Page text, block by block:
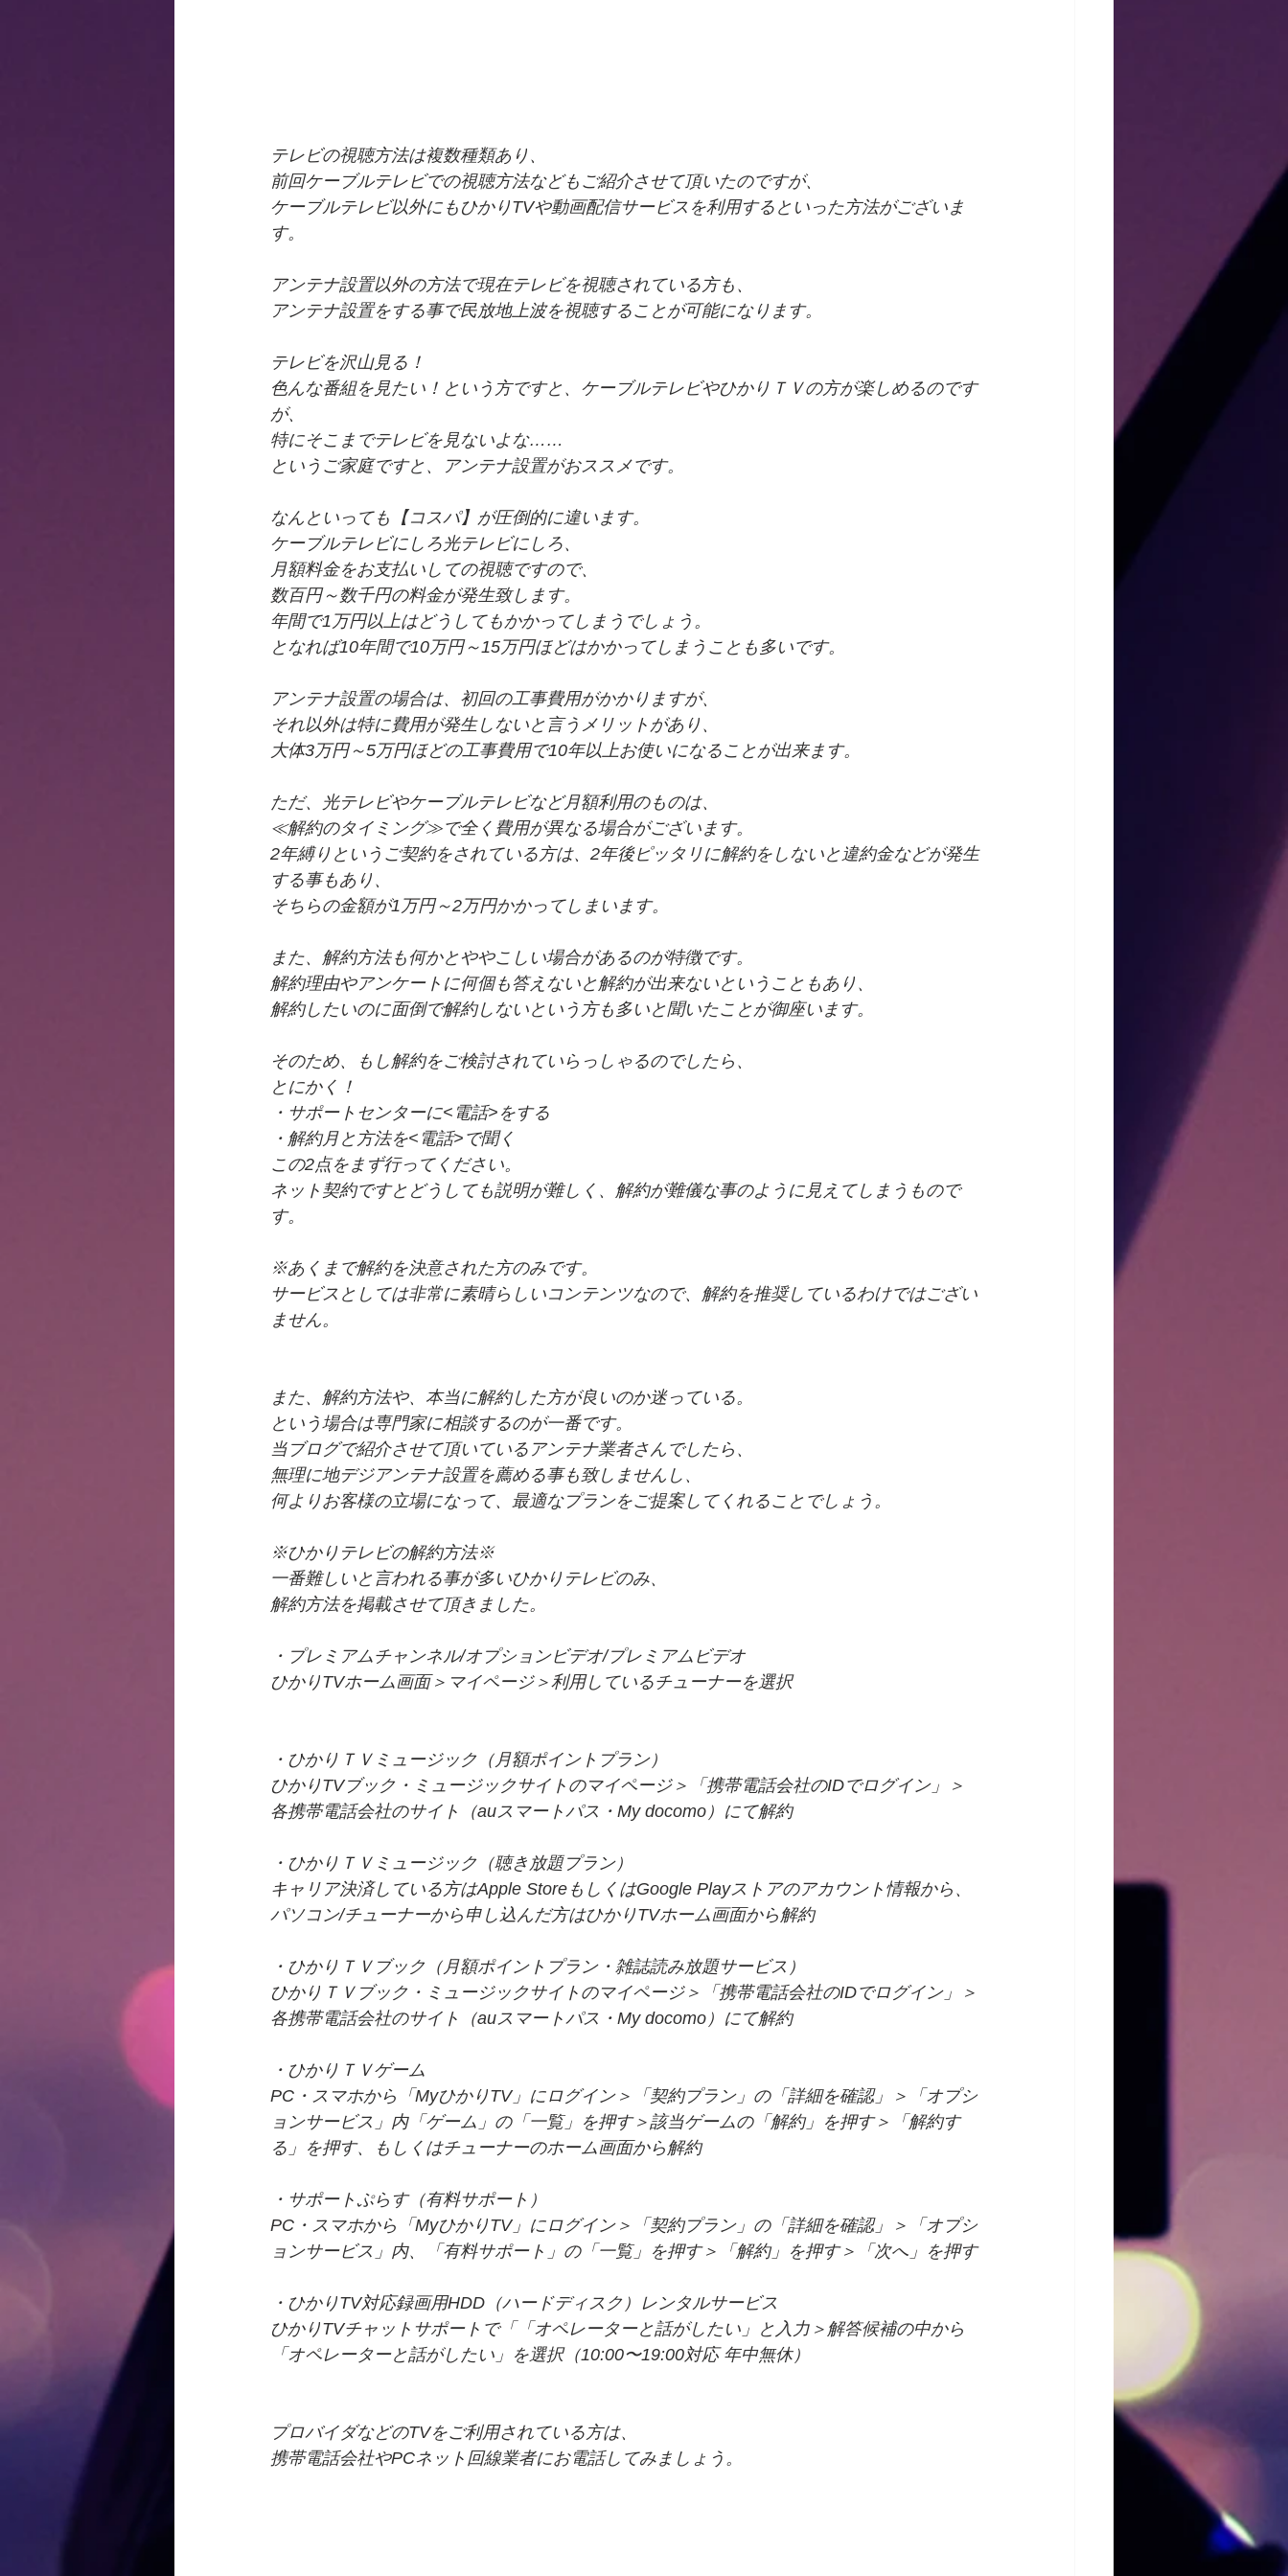
テレビの視聴方法は複数種類あり、
前回ケーブルテレビでの視聴方法などもご紹介させて頂いたのですが、
ケーブルテレビ以外にもひかりTVや動画配信サービスを利用するといった方法がございま
す。
アンテナ設置以外の方法で現在テレビを視聴されている方も、
アンテナ設置をする事で民放地上波を視聴することが可能になります。
テレビを沢山見る！
色んな番組を見たい！という方ですと、ケーブルテレビやひかりＴＶの方が楽しめるのです
が、
特にそこまでテレビを見ないよな……
というご家庭ですと、アンテナ設置がおススメです。
なんといっても【コスパ】が圧倒的に違います。
ケーブルテレビにしろ光テレビにしろ、
月額料金をお支払いしての視聴ですので、
数百円～数千円の料金が発生致します。
年間で1万円以上はどうしてもかかってしまうでしょう。
となれば10年間で10万円～15万円ほどはかかってしまうことも多いです。
アンテナ設置の場合は、初回の工事費用がかかりますが、
それ以外は特に費用が発生しないと言うメリットがあり、
大体3万円～5万円ほどの工事費用で10年以上お使いになることが出来ます。
ただ、光テレビやケーブルテレビなど月額利用のものは、
≪解約のタイミング≫で全く費用が異なる場合がございます。
2年縛りというご契約をされている方は、2年後ピッタリに解約をしないと違約金などが発生
する事もあり、
そちらの金額が1万円～2万円かかってしまいます。
また、解約方法も何かとややこしい場合があるのが特徴です。
解約理由やアンケートに何個も答えないと解約が出来ないということもあり、
解約したいのに面倒で解約しないという方も多いと聞いたことが御座います。
そのため、もし解約をご検討されていらっしゃるのでしたら、
とにかく！
・サポートセンターに<電話>をする
・解約月と方法を<電話>で聞く
この2点をまず行ってください。
ネット契約ですとどうしても説明が難しく、解約が難儀な事のように見えてしまうもので
す。
※あくまで解約を決意された方のみです。
サービスとしては非常に素晴らしいコンテンツなので、解約を推奨しているわけではござい
ません。
また、解約方法や、本当に解約した方が良いのか迷っている。
という場合は専門家に相談するのが一番です。
当ブログで紹介させて頂いているアンテナ業者さんでしたら、
無理に地デジアンテナ設置を薦める事も致しませんし、
何よりお客様の立場になって、最適なプランをご提案してくれることでしょう。
※ひかりテレビの解約方法※
一番難しいと言われる事が多いひかりテレビのみ、
解約方法を掲載させて頂きました。
・プレミアムチャンネル/オプションビデオ/プレミアムビデオ
ひかりTVホーム画面＞マイページ＞利用しているチューナーを選択
・ひかりＴＶミュージック（月額ポイントプラン）
ひかりTVブック・ミュージックサイトのマイページ＞「携帯電話会社のIDでログイン」＞
各携帯電話会社のサイト（auスマートパス・My docomo）にて解約
・ひかりＴＶミュージック（聴き放題プラン）
キャリア決済している方はApple StoreもしくはGoogle Playストアのアカウント情報から、
パソコン/チューナーから申し込んだ方はひかりTVホーム画面から解約
・ひかりＴＶブック（月額ポイントプラン・雑誌読み放題サービス）
ひかりＴＶブック・ミュージックサイトのマイページ＞「携帯電話会社のIDでログイン」＞
各携帯電話会社のサイト（auスマートパス・My docomo）にて解約
・ひかりＴＶゲーム
PC・スマホから「MyひかりTV」にログイン＞「契約プラン」の「詳細を確認」＞「オプシ
ョンサービス」内「ゲーム」の「一覧」を押す＞該当ゲームの「解約」を押す＞「解約す
る」を押す、もしくはチューナーのホーム画面から解約
・サポートぷらす（有料サポート）
PC・スマホから「MyひかりTV」にログイン＞「契約プラン」の「詳細を確認」＞「オプシ
ョンサービス」内、「有料サポート」の「一覧」を押す＞「解約」を押す＞「次へ」を押す
・ひかりTV対応録画用HDD（ハードディスク）レンタルサービス
ひかりTVチャットサポートで「「オペレーターと話がしたい」と入力＞解答候補の中から
「オペレーターと話がしたい」を選択（10:00〜19:00対応 年中無休）
プロバイダなどのTVをご利用されている方は、
携帯電話会社やPCネット回線業者にお電話してみましょう。